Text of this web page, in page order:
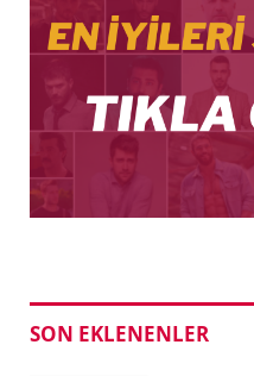
SON EKLENENLER